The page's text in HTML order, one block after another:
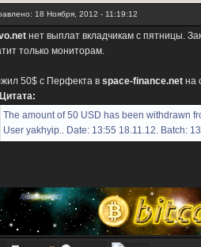
18 Ноября, 2012 - 11:19:12
нет выплат вкладчикам с пятницы.
только мониторам.
50$ с Перфекта в space-finance.net на
Цитата:
The amount of 50 USD has been withdrawn
User yakhyip.. Date: 13:55 18.11.12. Batch: